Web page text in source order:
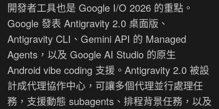
開發者工具也是 Google I/O 2026 的重點。
Google 發表 Antigravity 2.0 桌面版、
Antigravity CLI、Gemini API 的 Managed
Agents，以及 Google AI Studio 的原生
Android vibe coding 支援。Antigravity 2.0 被設
計成代理協作中心，可讓多個代理並行處理任
務，支援動態 subagents、排程背景任務，以及